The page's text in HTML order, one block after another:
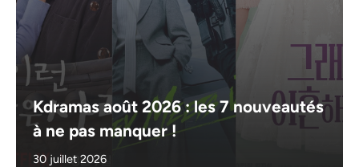
Kdramas août 2026 : les 7 nouveautés
à ne pas manquer !
30 juillet 2026